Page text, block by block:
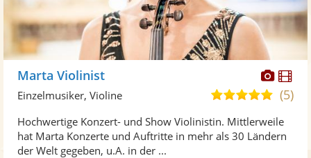
Fotos
Marta Violinist
5,0
5
(5)
Einzelmusiker, Violine
Hochwertige Konzert- und Show Violinistin. Mittlerweile
hat Marta Konzerte und Auftritte in mehr als 30 Ländern
der Welt gegeben, u.A. in der ...